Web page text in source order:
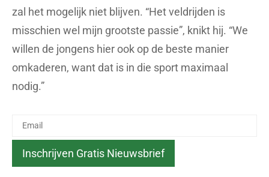
zal het mogelijk niet blijven. “Het veldrijden is
misschien wel mijn grootste passie”, knikt hij. “We
willen de jongens hier ook op de beste manier
omkaderen, want dat is in die sport maximaal
nodig.”